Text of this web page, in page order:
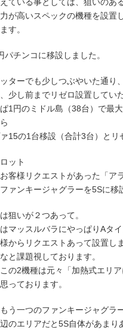
が高いスペックの機種を設置
す。
チンコに移設しました。
ターでも少しつぶやいた通り
少し前までリゼロ設置してい
1円のミドル島（38台）で最
15の1台移設（合計3台）とリ
ット
客様リクエストがあった「ア
ァンキージャグラーを5Sに移
狙いが２つあって。
マッスルバラにやっぱりAタ
からリクエストあって設置し
と課題視しております。
の2機種は元々「加熱式エリ
っております。
う一つのファンキージャグラ
のエリアだと5S自体があま